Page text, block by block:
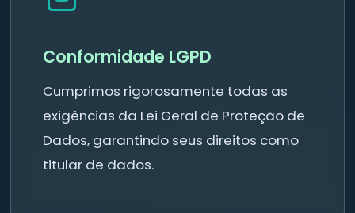
Conformidade LGPD
Cumprimos rigorosamente todas as
exigências da Lei Geral de Proteção de
Dados, garantindo seus direitos como
titular de dados.